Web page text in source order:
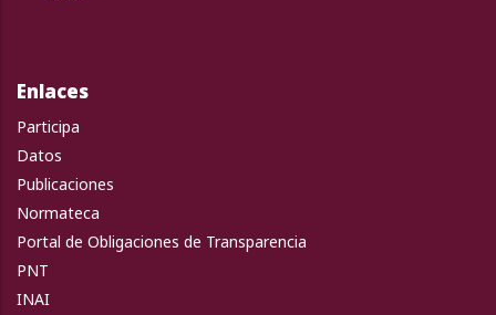
Enlaces
Participa
Datos
Publicaciones
Normateca
Portal de Obligaciones de Transparencia
PNT
INAI